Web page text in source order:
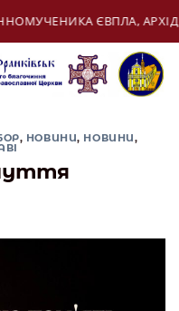
12
, НОВИНИ, НОВИНИ,